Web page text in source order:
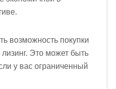
возможность покупки
лизинг. Это может быть
у вас ограниченный